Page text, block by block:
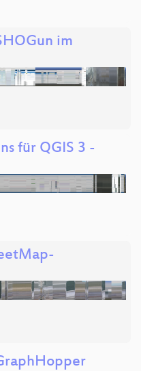
im
für QGIS 3 -